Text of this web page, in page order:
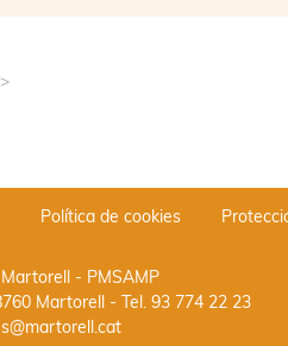
>
Política de cookies
- PMSAMP
Martorell- Tel. 93 774 22 23